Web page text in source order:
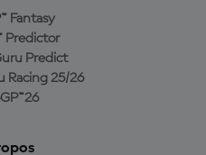
Fantasy
Predictor
Predict
Racing 25/26